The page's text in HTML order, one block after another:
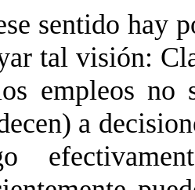
sentido hay
tal visión:
empleos no
a